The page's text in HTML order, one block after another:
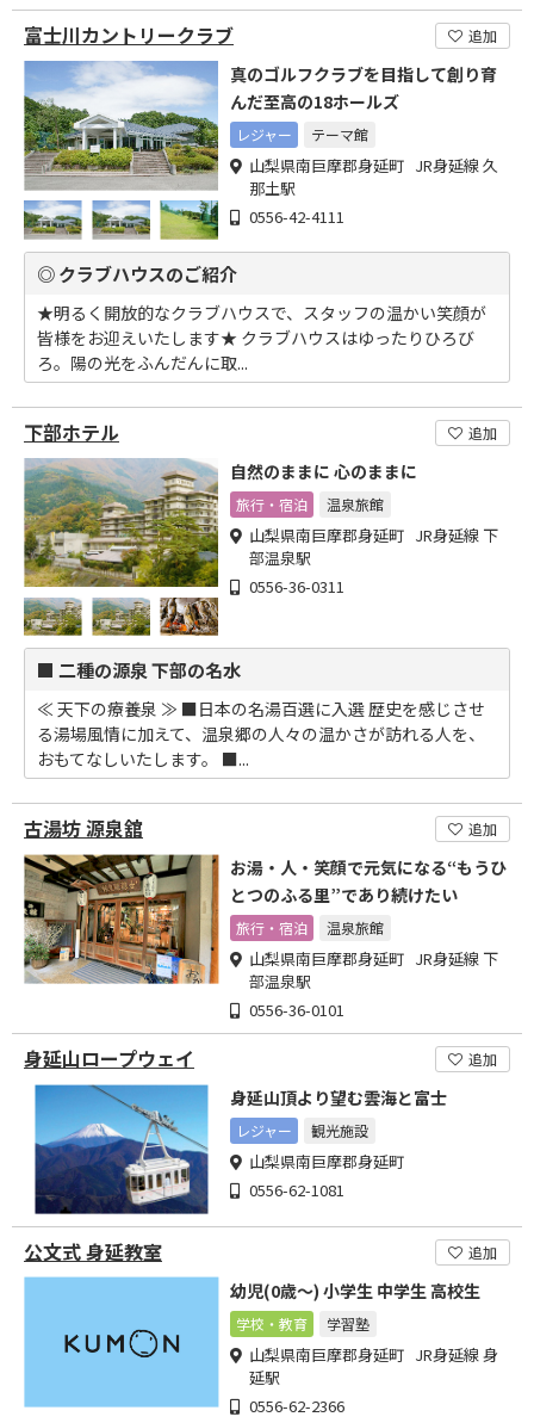
富士川カントリークラブ 追加
真のゴルフクラブを目指して創り育
んだ至高の18ホールズ
レジャー テーマ館
山梨県南巨摩郡身延町 JR身延線 久
那土駅
0556-42-4111
◎ クラブハウスのご紹介
★明るく開放的なクラブハウスで、スタッフの温かい笑顔が
皆様をお迎えいたします★ クラブハウスはゆったりひろび
ろ。陽の光をふんだんに取...
下部ホテル 追加
自然のままに 心のままに
旅行・宿泊 温泉旅館
山梨県南巨摩郡身延町 JR身延線 下
部温泉駅
0556-36-0311
■ 二種の源泉 下部の名水
≪ 天下の療養泉 ≫ ■日本の名湯百選に入選 歴史を感じさせ
る湯場風情に加えて、温泉郷の人々の温かさが訪れる人を、
おもてなしいたします。 ■...
古湯坊 源泉舘 追加
お湯・人・笑顔で元気になる“もうひ
とつのふる里”であり続けたい
旅行・宿泊 温泉旅館
山梨県南巨摩郡身延町 JR身延線 下
部温泉駅
0556-36-0101
身延山ロープウェイ 追加
身延山頂より望む雲海と富士
レジャー 観光施設
山梨県南巨摩郡身延町
0556-62-1081
公文式 身延教室 追加
幼児(0歳～) 小学生 中学生 高校生
学校・教育 学習塾
山梨県南巨摩郡身延町 JR身延線 身
延駅
0556-62-2366